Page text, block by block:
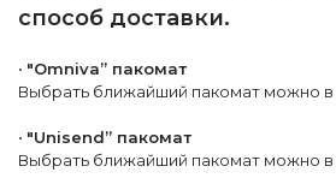
способ доставки.
• "Omniva” пакомат
Выбрать ближайший пакомат можно в
• "Unisend” пакомат
Выбрать ближайший пакомат можно в